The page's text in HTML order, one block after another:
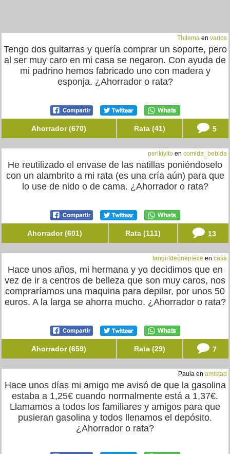
Thilema en varios
Tengo dos guitarras y quería comprar un soporte, pero
al ser muy caro en mi casa se negaron. Con ayuda de
mi padrino hemos fabricado uno con madera y
esponja. ¿Ahorrador o rata?
Ahorrador (670) Rata (41) 5
perikiyito en comida_bebida
He reutilizado el envase de las natillas poniéndoselo
con un alambrito a mi rata (es una cría aún) para que
lo use de nido o de cama. ¿Ahorrador o rata?
Ahorrador (601) Rata (111) 13
fangirldeonepiece en casa
Hace unos años, mi hermana y yo decidimos que en
vez de ir a centros de belleza que son muy caros, nos
compraríamos una maquina para depilar, por unos 50
euros. A la larga se ahorra mucho. ¿Ahorrador o rata?
Ahorrador (659) Rata (29) 7
Paula en amistad
Hace unos días mi amigo me avisó de que la gasolina
estaba a 1,25€ cuando normalmente está a 1,37€.
Llamamos a todos los familiares y amigos para que
pusieran gasolina y todos llenamos el depósito.
¿Ahorrador o rata?